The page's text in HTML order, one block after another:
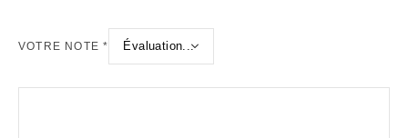
VOTRE NOTE*